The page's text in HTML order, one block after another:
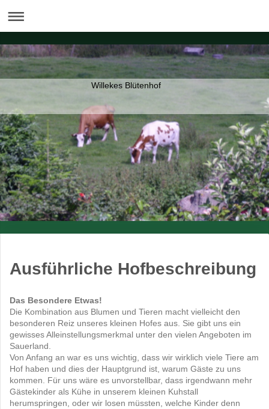
Willekes Blütenhof
Ausführliche Hofbeschreibung
Das Besondere Etwas!
Die Kombination aus Blumen und Tieren macht vielleicht den
besonderen Reiz unseres kleinen Hofes aus. Sie gibt uns ein
gewisses Alleinstellungsmerkmal unter den vielen Angeboten im
Sauerland.
Von Anfang an war es uns wichtig, dass wir wirklich viele Tiere am
Hof haben und dies der Hauptgrund ist, warum Gäste zu uns
kommen. Für uns wäre es unvorstellbar, dass irgendwann mehr
Gästekinder als Kühe in unserem kleinen Kuhstall
herumspringen, oder wir losen müssten, welche Kinder denn